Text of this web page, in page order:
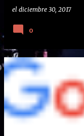
el diciembre 30, 2017
0